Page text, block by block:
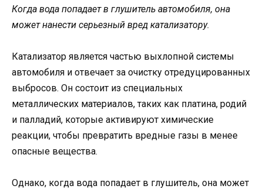
Когда вода попадает в глушитель автомобиля, она
может нанести серьезный вред катализатору.
Катализатор является частью выхлопной системы
автомобиля и отвечает за очистку отредуцированных
выбросов. Он состоит из специальных
металлических материалов, таких как платина, родий
и палладий, которые активируют химические
реакции, чтобы превратить вредные газы в менее
опасные вещества.
Однако, когда вода попадает в глушитель, она может